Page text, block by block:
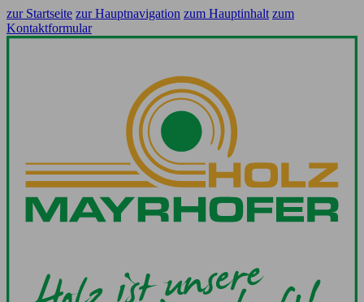
zur Startseite zur Hauptnavigation zum Hauptinhalt zum
Kontaktformular